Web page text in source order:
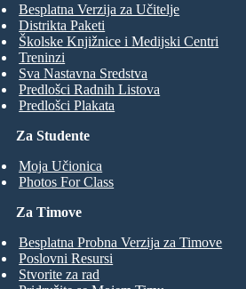
Za Studente
Moja Učionica
Photos For Class
Besplatna Verzija za Učitelje
Distrikta Paketi
Školske Knjižnice i Medijski Centri
Treninzi
Sva Nastavna Sredstva
Predlošci Radnih Listova
Predlošci Plakata
Za Timove
Besplatna Probna Verzija za Timove
Poslovni Resursi
Stvorite za rad